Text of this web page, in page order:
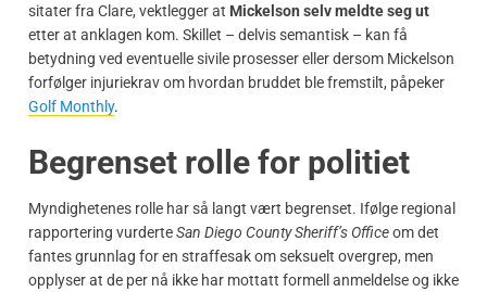
sitater fra Clare, vektlegger at Mickelson selv meldte seg ut
etter at anklagen kom. Skillet – delvis semantisk – kan få
betydning ved eventuelle sivile prosesser eller dersom Mickelson
forfølger injuriekrav om hvordan bruddet ble fremstilt, påpeker
Golf Monthly.
Begrenset rolle for politiet
Myndighetenes rolle har så langt vært begrenset. Ifølge regional
rapportering vurderteSan Diego County Sheriff’s Officeom det
fantes grunnlag for en straffesak om seksuelt overgrep, men
opplyser at de per nå ikke har mottatt formell anmeldelse og ikke